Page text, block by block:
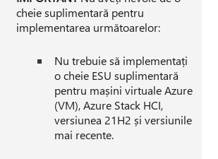
cheie suplimentară pentru
implementarea următoarelor:
Nu trebuie să implementați
o cheie ESU suplimentară
pentru mașini virtuale Azure
(VM), Azure Stack HCI,
versiunea 21H2 și versiunile
mai recente.